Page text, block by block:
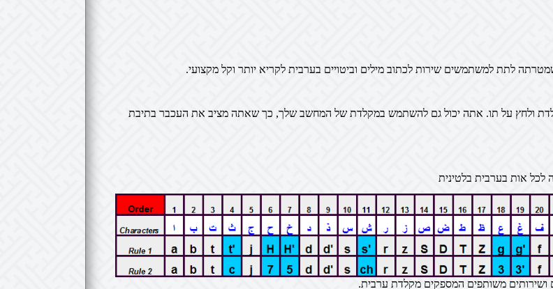
לתת למשתמשים שירות לכתוב מילים וביטויים בערבית לקריא יותר וקל מקצועי.
ולחץ על תו. אתה יכול גם להשתמש במקלדת של המחשב שלך, כך שאתה מציב את העכבר בתיבת
אות בערבית בלטינית
משותפים המספקים מקלדת ערבית.